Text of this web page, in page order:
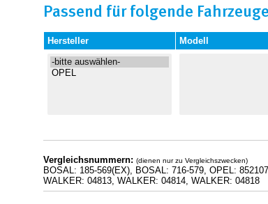
Passend für folgende
Hersteller Modell
Vergleichsnummern: (dienen nur zu Vergleichszwecken)
BOSAL: 185-569(EX), BOSAL: 716-579, OPEL:
WALKER: 04813, WALKER: 04814, WALKER: 04818